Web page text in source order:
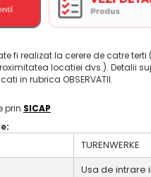
fi realizat la cerere de catre
locatiei dvs.). Detalii
in rubrica OBSERVATII.
prin SICAP
TURENWERKE
Usa de intrare